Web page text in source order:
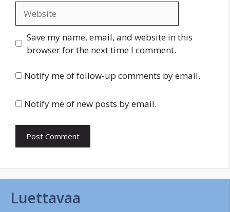
Save my name, email, and website in this
browser for the next time I comment.
Notify me of follow-up comments by email.
Notify me of new posts by email.
Luettavaa